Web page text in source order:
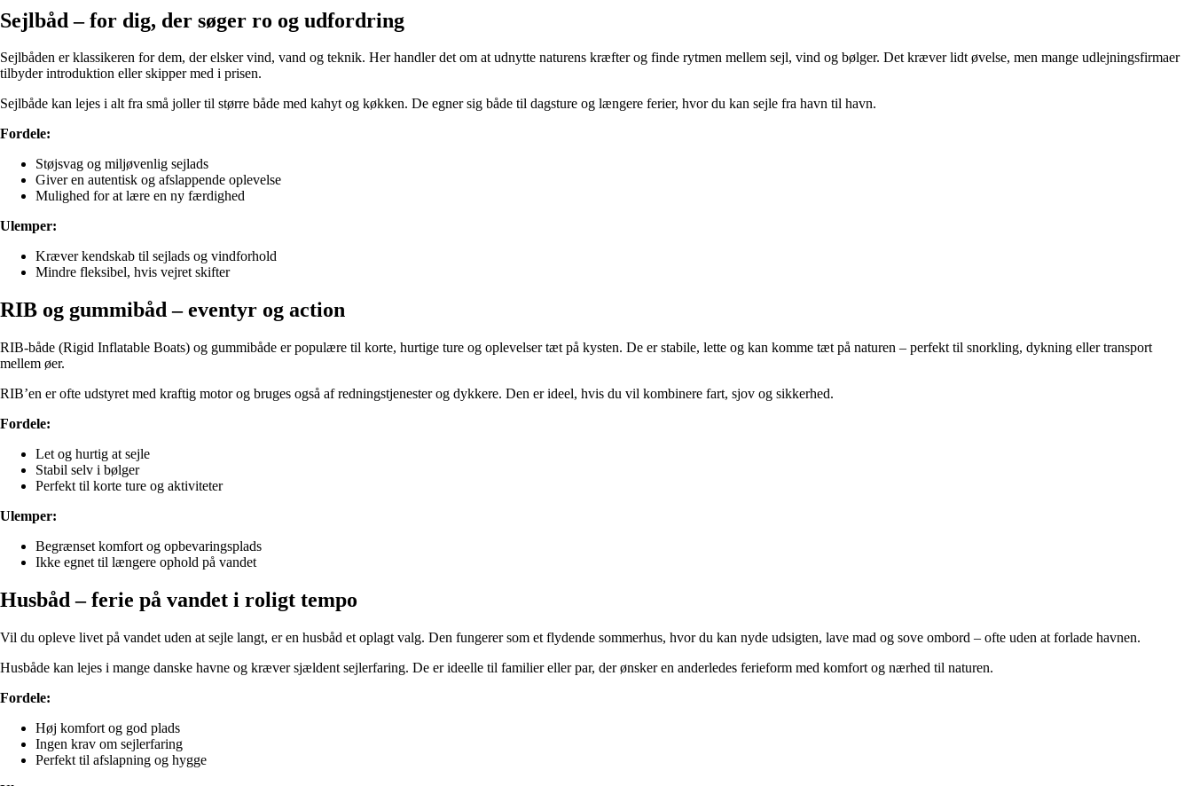
Sejlbåd – for dig, der søger ro og udfordring
Sejlbåden er klassikeren for dem, der elsker vind, vand og teknik. Her handler det om at udnytte naturens kræfter og finde rytmen mellem sejl, vind og bølger. Det kræver lidt øvelse, men mange udlejningsfirmaer
tilbyder introduktion eller skipper med i prisen.
Sejlbåde kan lejes i alt fra små joller til større både med kahyt og køkken. De egner sig både til dagsture og længere ferier, hvor du kan sejle fra havn til havn.
Fordele:
Støjsvag og miljøvenlig sejlads
Giver en autentisk og afslappende oplevelse
Mulighed for at lære en ny færdighed
Ulemper:
Kræver kendskab til sejlads og vindforhold
Mindre fleksibel, hvis vejret skifter
RIB og gummibåd – eventyr og action
RIB-både (Rigid Inflatable Boats) og gummibåde er populære til korte, hurtige ture og oplevelser tæt på kysten. De er stabile, lette og kan komme tæt på naturen – perfekt til snorkling, dykning eller transport
mellem øer.
RIB’en er ofte udstyret med kraftig motor og bruges også af redningstjenester og dykkere. Den er ideel, hvis du vil kombinere fart, sjov og sikkerhed.
Fordele:
Let og hurtig at sejle
Stabil selv i bølger
Perfekt til korte ture og aktiviteter
Ulemper:
Begrænset komfort og opbevaringsplads
Ikke egnet til længere ophold på vandet
Husbåd – ferie på vandet i roligt tempo
Vil du opleve livet på vandet uden at sejle langt, er en husbåd et oplagt valg. Den fungerer som et flydende sommerhus, hvor du kan nyde udsigten, lave mad og sove ombord – ofte uden at forlade havnen.
Husbåde kan lejes i mange danske havne og kræver sjældent sejlerfaring. De er ideelle til familier eller par, der ønsker en anderledes ferieform med komfort og nærhed til naturen.
Fordele:
Høj komfort og god plads
Ingen krav om sejlerfaring
Perfekt til afslapning og hygge